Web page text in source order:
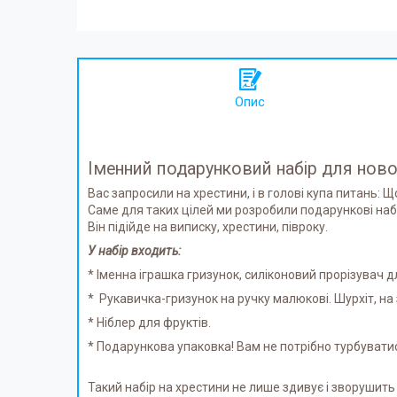
Опис
Іменний подарунковий набір для
Вас запросили на хрестини, і в голові купа питань:
Саме для таких цілей ми розробили подарункові
Він підійде на виписку, хрестини, півроку.
У набір входить:
* Іменна іграшка гризунок, силіконовий прорізувач
* Рукавичка-гризунок на ручку малюкові. Шурхіт, на
* Ніблер для фруктів.
* Подарункова упаковка! Вам не потрібно
Такий набір на хрестини не лише здивує і